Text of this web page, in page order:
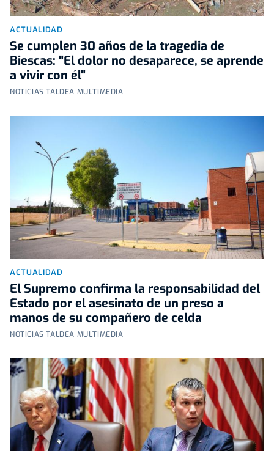
ACTUALIDAD
Se cumplen 30 años de la tragedia de
Biescas: "El dolor no desaparece, se aprende
a vivir con él"
NOTICIAS TALDEA MULTIMEDIA
ACTUALIDAD
El Supremo confirma la responsabilidad del
Estado por el asesinato de un preso a
manos de su compañero de celda
NOTICIAS TALDEA MULTIMEDIA